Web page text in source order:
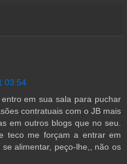
03:54
em sua sala para puchar
contratuais com o JB mais
em outros blogs que no seu.
teco me forçam a entrar em
alimentar, peço-lhe,, não os